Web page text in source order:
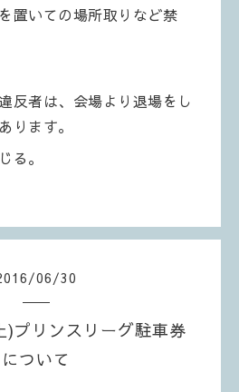
置いての場所取りなど禁
反者は、会場より退場をし
ります。
る。
/06/30
プリンスリーグ駐車券
について